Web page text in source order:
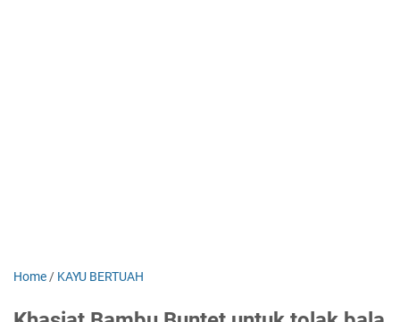
Home / KAYU BERTUAH